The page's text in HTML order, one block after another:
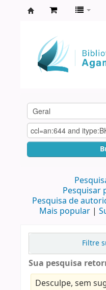
Agamenon
Magalhães
Pesquisar
Pesquisa de
Mais popular
Filtre
Sua pesquisa
Desculpe, sem